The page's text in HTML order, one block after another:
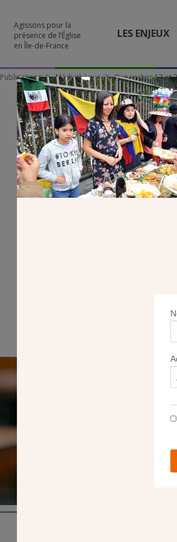
Agissons pour la
présence de l’Église
en Île-de-France
LES ENJEUX
Publications Médiathèque Dimanches 17 et
SEUL VOTRE DON
NOUS PERMET